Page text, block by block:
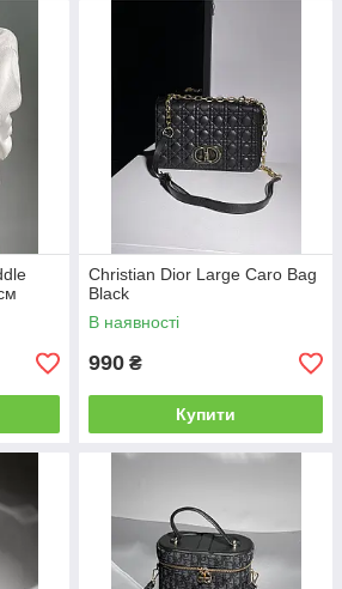
Christian Dior Large Caro Bag
Black
В наявності
990 ₴
Купити